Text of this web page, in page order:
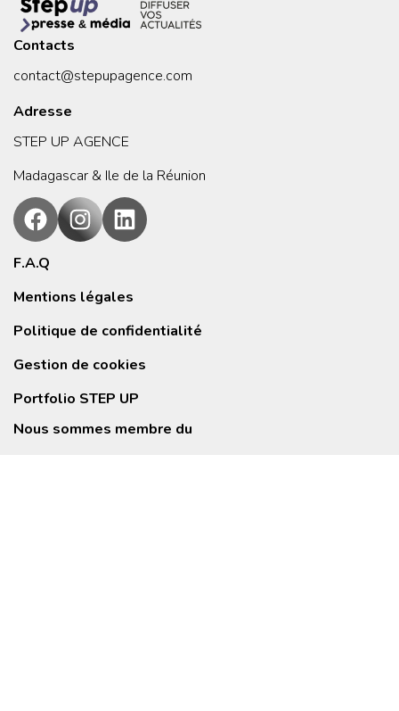
Contacts
contact@stepupagence.com
Adresse
STEP UP AGENCE
Madagascar & Ile de la Réunion
F.A.Q
Mentions légales
Politique de confidentialité
Gestion de cookies
Portfolio STEP UP
Nous sommes membre du